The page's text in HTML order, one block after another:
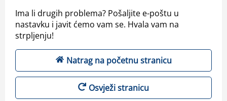
Ima li drugih problema? Pošaljite e-poštu u
nastavku i javit ćemo vam se. Hvala vam na
strpljenju!
Natrag na početnu stranicu
Osvježi stranicu